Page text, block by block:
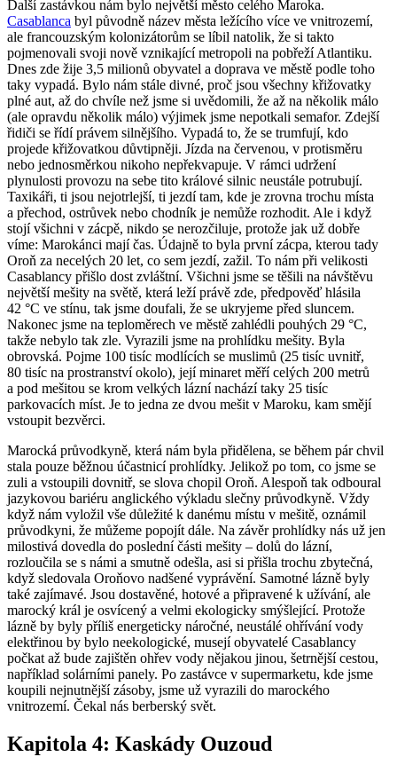
Další zastávkou nám bylo největší město celého Maroka.
Casablanca byl původně název města ležícího více ve vnitrozemí,
ale francouzským kolonizátorům se líbil natolik, že si takto
pojmenovali svoji nově vznikající metropoli na pobřeží Atlantiku.
Dnes zde žije 3,5 milionů obyvatel a doprava ve městě podle toho
taky vypadá. Bylo nám stále divné, proč jsou všechny křižovatky
plné aut, až do chvíle než jsme si uvědomili, že až na několik málo
(ale opravdu několik málo) výjimek jsme nepotkali semafor. Zdejší
řidiči se řídí právem silnějšího. Vypadá to, že se trumfují, kdo
projede křižovatkou důvtipněji. Jízda na červenou, v protisměru
nebo jednosměrkou nikoho nepřekvapuje. V rámci udržení
plynulosti provozu na sebe tito králové silnic neustále potrubují.
Taxikáři, ti jsou nejotrlejší, ti jezdí tam, kde je zrovna trochu místa
a přechod, ostrůvek nebo chodník je nemůže rozhodit. Ale i když
stojí všichni v zácpě, nikdo se nerozčiluje, protože jak už dobře
víme: Marokánci mají čas. Údajně to byla první zácpa, kterou tady
Oroň za necelých 20 let, co sem jezdí, zažil. To nám při velikosti
Casablancy přišlo dost zvláštní. Všichni jsme se těšili na návštěvu
největší mešity na světě, která leží právě zde, předpověď hlásila
42 °C ve stínu, tak jsme doufali, že se ukryjeme před sluncem.
Nakonec jsme na teploměrech ve městě zahlédli pouhých 29 °C,
takže nebylo tak zle. Vyrazili jsme na prohlídku mešity. Byla
obrovská. Pojme 100 tisíc modlících se muslimů (25 tisíc uvnitř,
80 tisíc na prostranství okolo), její minaret měří celých 200 metrů
a pod mešitou se krom velkých lázní nachází taky 25 tisíc
parkovacích míst. Je to jedna ze dvou mešit v Maroku, kam smějí
vstoupit bezvěrci.
Marocká průvodkyně, která nám byla přidělena, se během pár chvil
stala pouze běžnou účastnicí prohlídky. Jelikož po tom, co jsme se
zuli a vstoupili dovnitř, se slova chopil Oroň. Alespoň tak odboural
jazykovou bariéru anglického výkladu slečny průvodkyně. Vždy
když nám vyložil vše důležité k danému místu v mešitě, oznámil
průvodkyni, že můžeme popojít dále. Na závěr prohlídky nás už jen
milostivá dovedla do poslední části mešity – dolů do lázní,
rozloučila se s námi a smutně odešla, asi si přišla trochu zbytečná,
když sledovala Oroňovo nadšené vyprávění. Samotné lázně byly
také zajímavé. Jsou dostavěné, hotové a připravené k užívání, ale
marocký král je osvícený a velmi ekologicky smýšlející. Protože
lázně by byly příliš energeticky náročné, neustálé ohřívání vody
elektřinou by bylo neekologické, musejí obyvatelé Casablancy
počkat až bude zajištěn ohřev vody nějakou jinou, šetrnější cestou,
například solárními panely. Po zastávce v supermarketu, kde jsme
koupili nejnutnější zásoby, jsme už vyrazili do marockého
vnitrozemí. Čekal nás berberský svět.
Kapitola 4: Kaskády Ouzoud